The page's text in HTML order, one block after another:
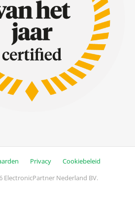
Privacy
Cookiebeleid
ElectronicPartner Nederland BV.